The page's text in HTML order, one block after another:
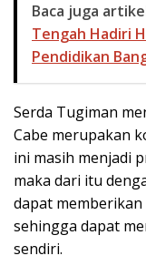
Baca juga
Tengah Hadiri
Pendidikan
Serda Tugiman
Cabe merupakan
ini masih menjadi
maka dari itu
dapat
sehingga dapat
sendiri.